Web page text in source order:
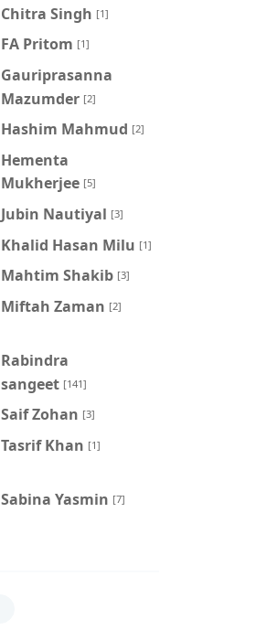
Chitra Singh [1]
FA Pritom [1]
Gauriprasanna
Mazumder [2]
Hashim Mahmud [2]
Hementa
Mukherjee [5]
Jubin Nautiyal [3]
Khalid Hasan Milu [1]
Mahtim Shakib [3]
Miftah Zaman [2]
Rabindra
sangeet [141]
Saif Zohan [3]
Tasrif Khan [1]
‍Sabina Yasmin [7]